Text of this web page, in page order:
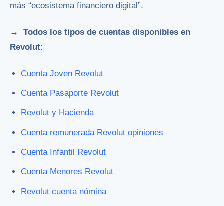
más “ecosistema financiero digital”.
→ Todos los tipos de cuentas disponibles en
Revolut:
Cuenta Joven Revolut
Cuenta Pasaporte Revolut
Revolut y Hacienda
Cuenta remunerada Revolut opiniones
Cuenta Infantil Revolut
Cuenta Menores Revolut
Revolut cuenta nómina